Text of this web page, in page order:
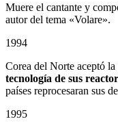
Muere el cantante y
autor del tema «Volare».
1994
Corea del Norte aceptó la
tecnología de sus
países reprocesaran sus
1995